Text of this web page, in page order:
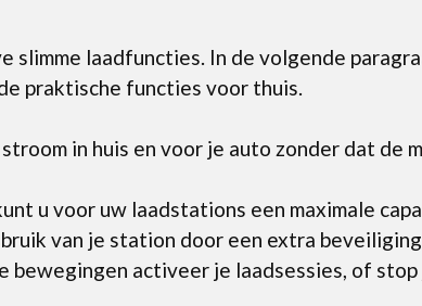
slimme laadfuncties. In de volgende
praktische functies voor thuis.
in huis en voor je auto zonder dat de
u voor uw laadstations een maximale
van je station door een extra
bewegingen activeer je laadsessies, of